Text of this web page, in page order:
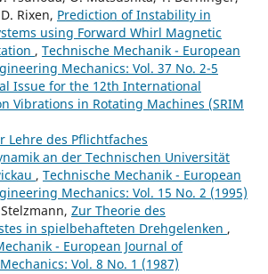
Rixen, Prediction of Instability in
using Forward Whirl Magnetic
, Technische Mechanik - European
Mechanics: Vol. 37 No. 2-5
Issue for the 12th International
Vibrations in Rotating Machines (SRIM
Lehre des Pflichtfaches
an der Technischen Universität
, Technische Mechanik - European
Mechanics: Vol. 15 No. 2 (1995)
Zur Theorie des
in spielbehafteten Drehgelenken ,
- European Journal of
Vol. 8 No. 1 (1987)